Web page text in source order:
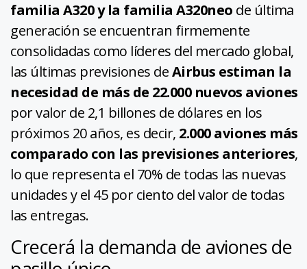
familia A320 y la familia A320neo de última
generación se encuentran firmemente
consolidadas como líderes del mercado global,
las últimas previsiones deAirbus estiman la
necesidad de más de 22.000 nuevos aviones
por valor de 2,1 billones de dólares en los
próximos 20 años, es decir, 2.000 aviones más
comparado con las previsiones anteriores,
lo que representa el 70% de todas las nuevas
unidades y el 45 por ciento del valor de todas
las entregas.
Crecerá la demanda de aviones de